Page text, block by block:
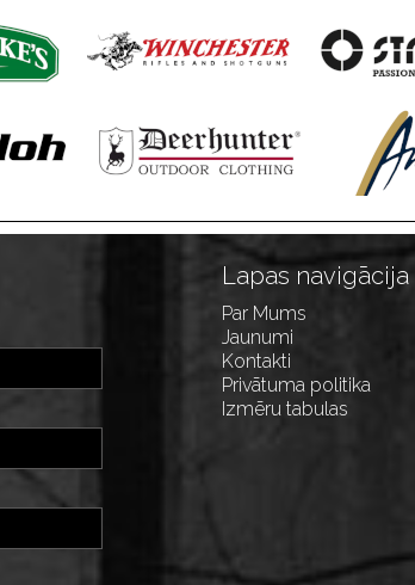
Lapas navigācija
Par Mums
Jaunumi
Kontakti
Privātuma politika
Izmēru tabulas